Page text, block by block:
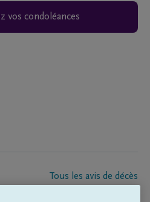
vos condoléances
Tous les avis de décès